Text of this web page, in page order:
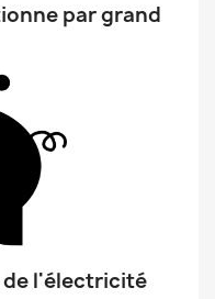
par grand
de l'électricité